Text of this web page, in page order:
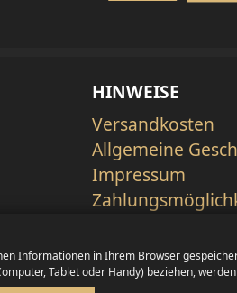
HINWEISE
Versandkosten
Allgemeine
Impressum
Widerrufsrecht
EU-Online Streit
Informationen in Ihrem Browser
Tablet oder Handy) beziehen,